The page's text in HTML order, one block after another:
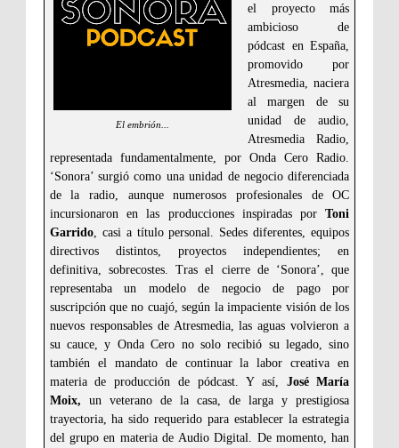
El embrión...
el proyecto más
ambicioso de
pódcast en España,
promovido por
Atresmedia, naciera
al margen de su
unidad de audio,
Atresmedia Radio,
representada fundamentalmente, por Onda Cero Radio.
‘Sonora’ surgió como una unidad de negocio diferenciada
de la radio, aunque numerosos profesionales de OC
incursionaron en las producciones inspiradas porToni
Garrido, casi a título personal. Sedes diferentes, equipos
directivos distintos, proyectos independientes; en
definitiva, sobrecostes. Tras el cierre de ‘Sonora’, que
representaba un modelo de negocio de pago por
suscripción que no cuajó, según la impaciente visión de los
nuevos responsables de Atresmedia, las aguas volvieron a
su cauce, y Onda Cero no solo recibió su legado, sino
también el mandato de continuar la labor creativa en
materia de producción de pódcast. Y así, José María
Moix, un veterano de la casa, de larga y prestigiosa
trayectoria, ha sido requerido para establecer la estrategia
del grupo en materia de Audio Digital. De momento, han